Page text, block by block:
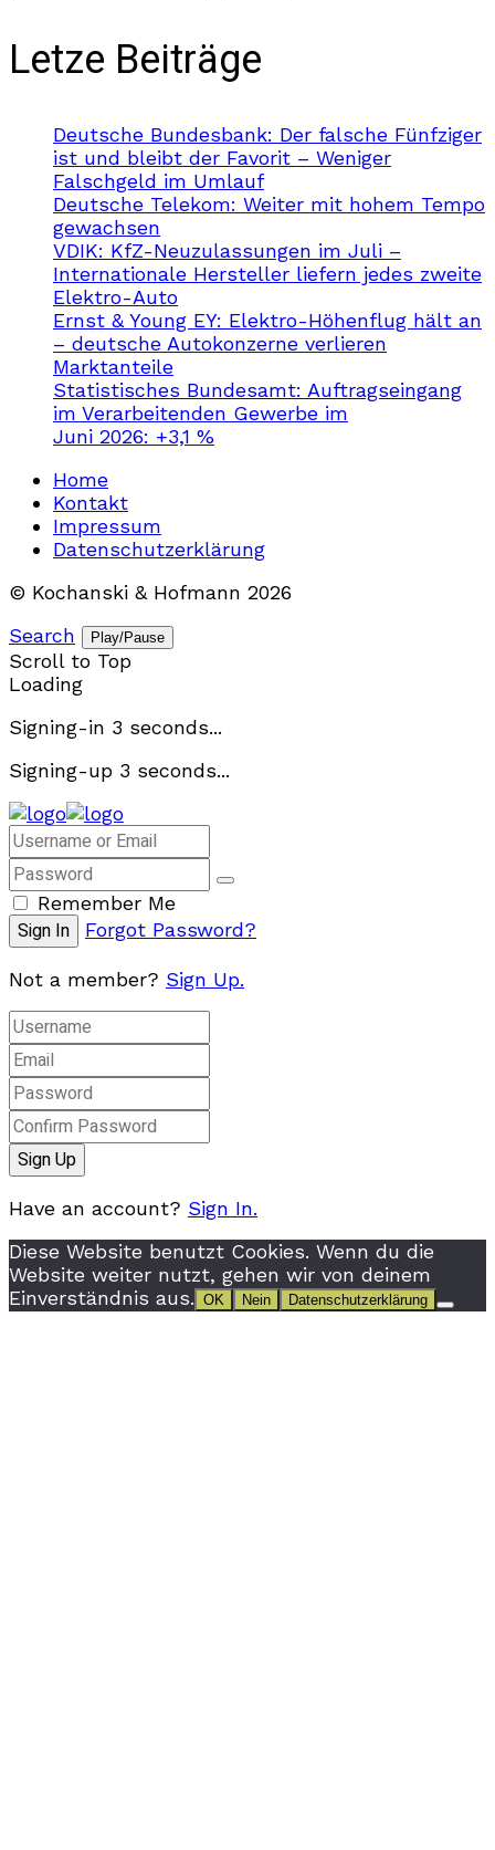
Letze Beiträge
Deutsche Bundesbank: Der falsche Fünfziger
ist und bleibt der Favorit – Weniger
Falschgeld im Umlauf
Deutsche Telekom: Weiter mit hohem Tempo
gewachsen
VDIK: KfZ-Neuzulassungen im Juli –
Internationale Hersteller liefern jedes zweite
Elektro-Auto
Ernst & Young EY: Elektro-Höhenflug hält an
– deutsche Autokonzerne verlieren
Marktanteile
Statistisches Bundesamt: Auftragseingang
im Verarbeitenden Gewerbe im
Juni 2026: +3,1 %
Home
Kontakt
Impressum
Datenschutzerklärung
© Kochanski & Hofmann 2026
Search
Play/Pause
Scroll to Top
Loading
Signing-in 3 seconds...
Signing-up 3 seconds...
Remember Me
Forgot Password?
Not a member? Sign Up.
Have an account? Sign In.
Diese Website benutzt Cookies. Wenn du die
Website weiter nutzt, gehen wir von deinem
Einverständnis aus. OK Nein Datenschutzerklärung